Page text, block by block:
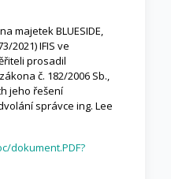
majetek BLUESIDE,
2021) IFIS ve
prosadil
č. 182/2006 Sb.,
jeho řešení
správce ing. Lee
dokument.PDF?